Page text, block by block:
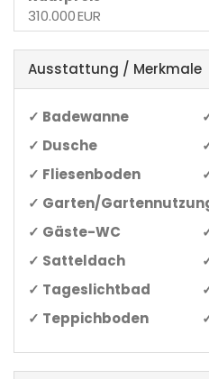
310.000 EUR
Ausstattung / Merkmale
✓ Badewanne
✓ Dusche
✓ Fliesenboden
✓ Garten/
✓ Gäste-WC
✓ Satteldach
✓ Tageslichtbad
✓ Teppichboden